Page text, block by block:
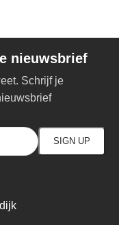
nieuwsbrief
Schrijf je